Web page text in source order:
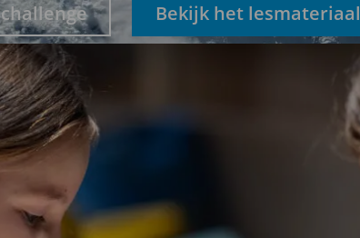
Bekijk het lesmateriaal